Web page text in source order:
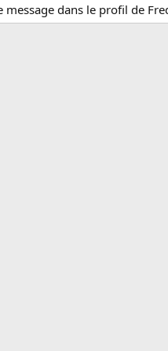
message dans le profil de